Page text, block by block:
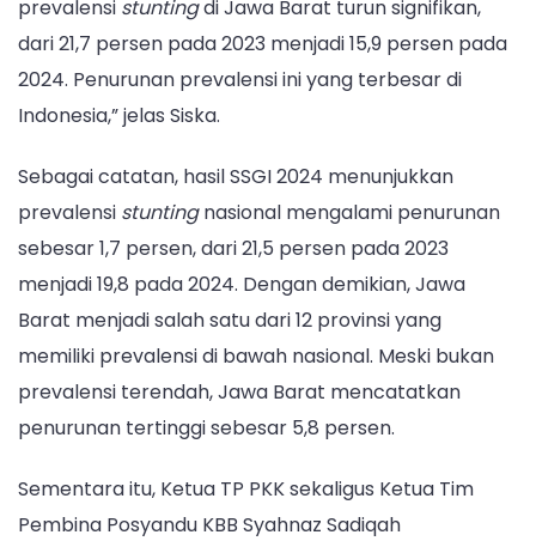
prevalensi stuntingdi Jawa Barat turun signifikan,
dari 21,7 persen pada 2023 menjadi 15,9 persen pada
2024. Penurunan prevalensi ini yang terbesar di
Indonesia,” jelas Siska.
Sebagai catatan, hasil SSGI 2024 menunjukkan
prevalensi stuntingnasional mengalami penurunan
sebesar 1,7 persen, dari 21,5 persen pada 2023
menjadi 19,8 pada 2024. Dengan demikian, Jawa
Barat menjadi salah satu dari 12 provinsi yang
memiliki prevalensi di bawah nasional. Meski bukan
prevalensi terendah, Jawa Barat mencatatkan
penurunan tertinggi sebesar 5,8 persen.
Sementara itu, Ketua TP PKK sekaligus Ketua Tim
Pembina Posyandu KBB Syahnaz Sadiqah